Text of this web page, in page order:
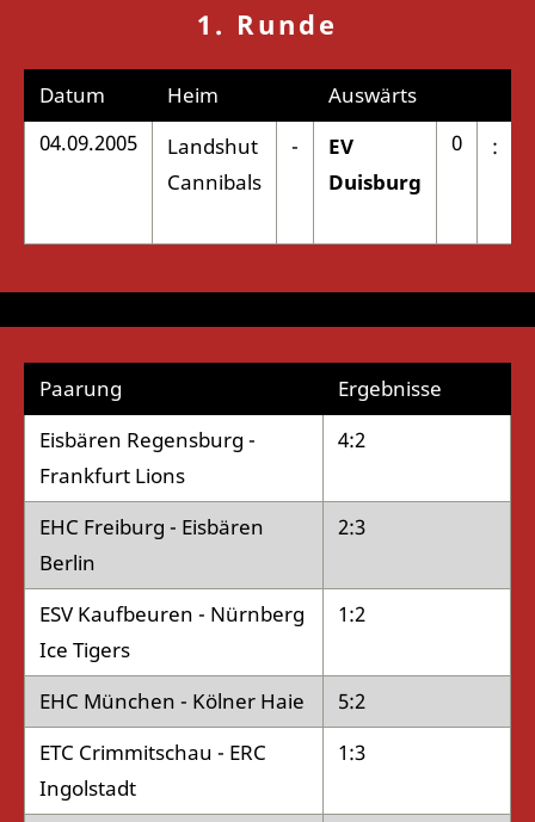
1. Runde
Datum Heim
Auswärts
04.09.2005
Landshut
Cannibals
-
EV
Duisburg
0 :
Paarung
Ergebnisse
Eisbären Regensburg -
Frankfurt Lions
4:2
EHC Freiburg - Eisbären
Berlin
2:3
ESV Kaufbeuren - Nürnberg
Ice Tigers
1:2
EHC München - Kölner Haie
5:2
ETC Crimmitschau - ERC
Ingolstadt
1:3